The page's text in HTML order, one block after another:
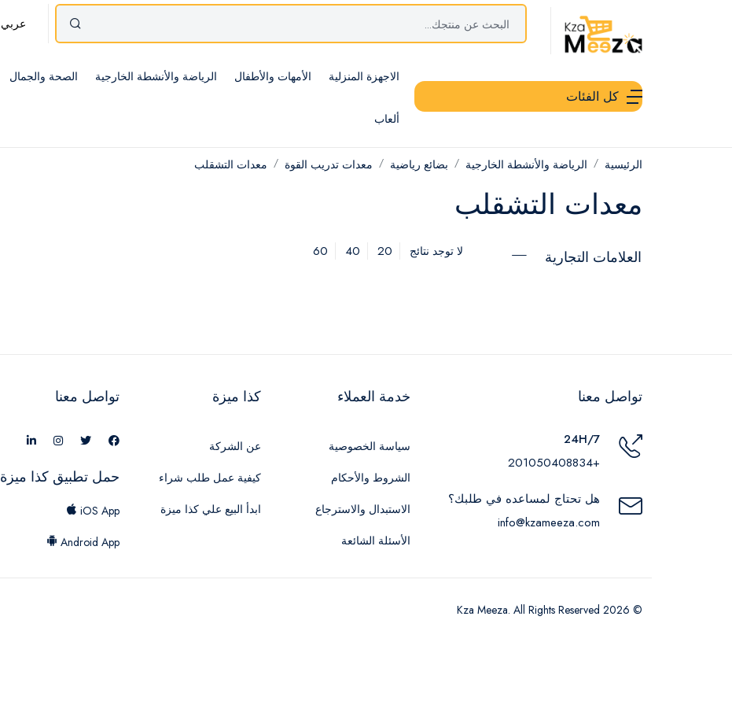
عربي
كل الفئات
الاجهزة المنزلية الأمهات والأطفال الرياضة والأنشطة الخارجية الصحة والجمال
ألعاب
الرئيسية الرياضة والأنشطة الخارجية بضائع رياضية معدات تدريب القوة معدات التشقلب
معدات التشقلب
العلامات التجارية لا توجد نتائج 20
40
60
تواصل معنا
24H/7
+201050408834
هل تحتاج لمساعده في طلبك؟
info@kzameeza.com
خدمة العملاء
سياسة الخصوصية
الشروط والأحكام
الاستبدال والاسترجاع
الأسئلة الشائعة
كذا ميزة
عن الشركة
كيفية عمل طلب شراء
ابدأ البيع علي كذا ميزة
تواصل معنا
حمل تطبيق كذا ميزة
iOS App
Android App
© 2026 Kza Meeza. All Rights Reserved